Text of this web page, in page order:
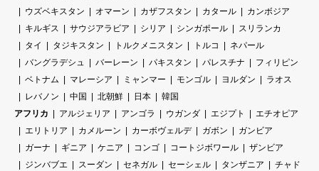
ウズベキスタン
オマーン カザフスタン カタール
カンボジア
キルギス
サウジアラビア シリア シンガポール
スリランカ
タイ
タジキスタン トルクメニスタン トルコ
ネパール
バングラデシュ
バーレーン パキスタン パレスチナ
フィリピン
ベトナム
マレーシア ミャンマー モンゴル ヨルダン
ラオス
レバノン
中国 北朝鮮 日本
韓国
アフリカ
アルジェリア アンゴラ ウガンダ エジプト
エチオピア
エリトリア
カメルーン カーボヴェルデ ガボン
ガンビア
ガーナ
ギニア ケニア コンゴ コートジボワール
ザンビア
ジンバブエ
スーダン セネガル セーシェル タンザニア
チャド